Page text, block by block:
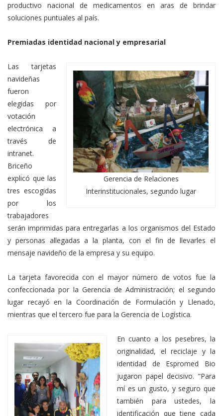
productivo nacional de medicamentos en aras de brindar
soluciones puntuales al país.
Premiadas identidad nacional y empresarial
Gerencia de Relaciones
Interinstitucionales, segundo lugar
Las tarjetas
navideñas
fueron
elegidas por
votación
electrónica a
través de
intranet.
Briceño
explicó que las
tres escogidas
por los
trabajadores
serán imprimidas para entregarlas a los organismos del Estado
y personas allegadas a la planta, con el fin de llevarles el
mensaje navideño de la empresa y su equipo.
La tarjeta favorecida con el mayor número de votos fue la
confeccionada por la Gerencia de Administración; el segundo
lugar recayó en la Coordinación de Formulación y Llenado,
mientras que el tercero fue para la Gerencia de Logística.
En cuanto a los pesebres, la
originalidad, el reciclaje y la
identidad de Espromed Bio
jugaron papel decisivo. “Para
mí es un gusto, y seguro que
también para ustedes, la
identificación que tiene cada